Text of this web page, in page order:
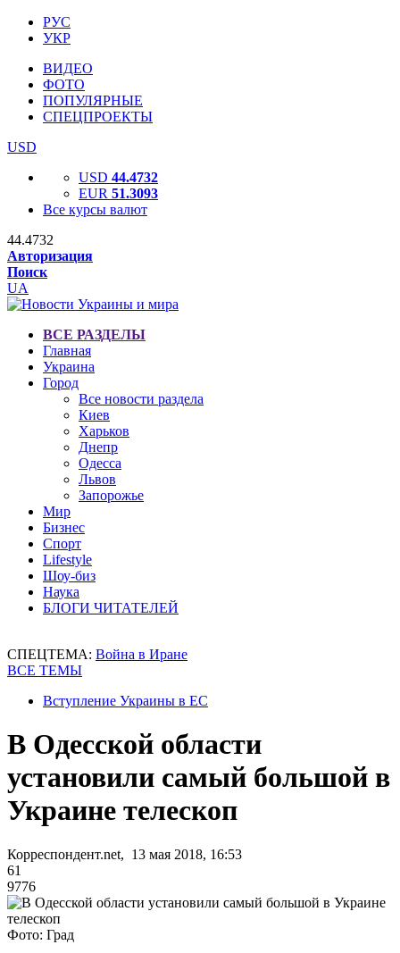
РУС
УКР
ВИДЕО
ФОТО
ПОПУЛЯРНЫЕ
СПЕЦПРОЕКТЫ
USD
USD 44.4732
EUR 51.3093
Все курсы валют
44.4732
Авторизация
Поиск
UA
ВСЕ РАЗДЕЛЫ
Главная
Украина
Город
Все новости раздела
Киев
Харьков
Днепр
Одесса
Львов
Запорожье
Мир
Бизнес
Спорт
Lifestyle
Шоу-биз
Наука
БЛОГИ ЧИТАТЕЛЕЙ
СПЕЦТЕМА: Война в Иране
ВСЕ ТЕМЫ
Вступление Украины в ЕС
В Одесской области
установили самый большой в
Украине телескоп
Корреспондент.net, 13 мая 2018, 16:53
61
9776
Фото: Град